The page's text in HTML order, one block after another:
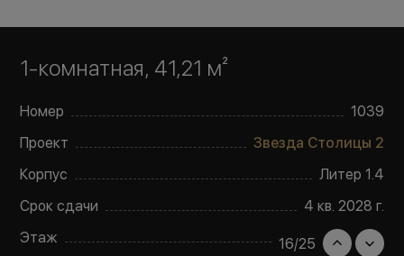
1-комнатная, 41,21 м²
Номер
1039
Проект
Звезда Столицы 2
Корпус
Литер 1.4
Срок сдачи
4 кв. 2028 г.
Этаж
16/25